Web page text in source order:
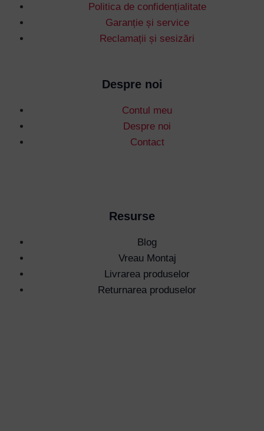
Politica de confidențialitate
Garanție și service
Reclamații și sesizări
Despre noi
Contul meu
Despre noi
Contact
Resurse
Blog
Vreau Montaj
Livrarea produselor
Returnarea produselor